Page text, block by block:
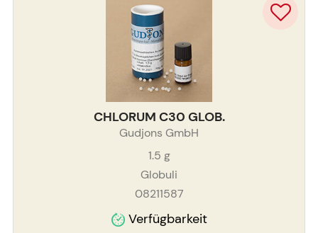
CHLORUM C30 GLOB.
Gudjons GmbH
1.5 g
Globuli
08211587
Verfügbarkeit